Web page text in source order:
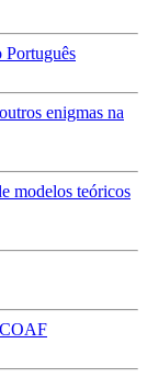
enigmas na
modelos teóricos